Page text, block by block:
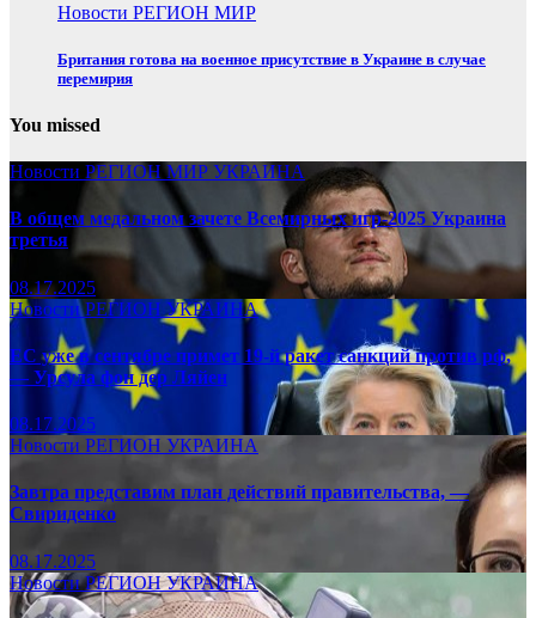
Новости РЕГИОН МИР
Британия готова на военное присутствие в Украине в случае
перемирия
You missed
Новости РЕГИОНМИР УКРАИНА
В общем медальном зачете Всемирных игр-2025 Украина
третья
08.17.2025
НовостиРЕГИОНУКРАИНА
ЕС уже в сентябре примет 19-й ракет санкций против рф,
— Урсула фон дер Ляйен
08.17.2025
Новости РЕГИОН УКРАИНА
Завтра представим план действий правительства, —
Свириденко
08.17.2025
НовостиРЕГИОНУКРАИНА